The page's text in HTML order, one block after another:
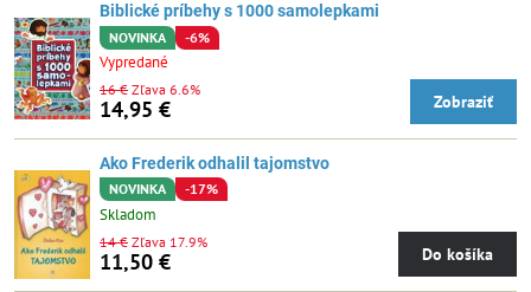
Biblické príbehy s 1000 samolepkami
NOVINKA -6%
Vypredané
14,95 €
16 € Zľava 6.6%
Zobraziť
Ako Frederik odhalil tajomstvo
NOVINKA -17%
Skladom
11,50 €
14 € Zľava 17.9%
Do košíka